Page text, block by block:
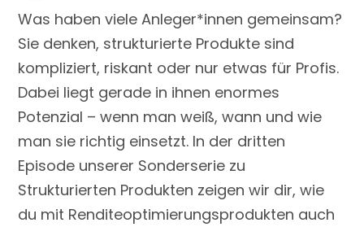
Was haben viele Anleger*innen gemeinsam?
Sie denken, strukturierte Produkte sind
kompliziert, riskant oder nur etwas für Profis.
Dabei liegt gerade in ihnen enormes
Potenzial – wenn man weiß, wann und wie
man sie richtig einsetzt. In der dritten
Episode unserer Sonderserie zu
Strukturierten Produkten zeigen wir dir, wie
du mit Renditeoptimierungsprodukten auch